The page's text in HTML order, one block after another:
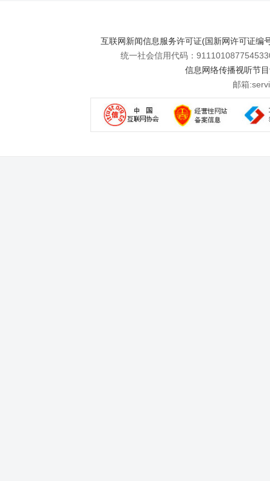
互联网新闻信息服务许可证(国新网许可证编
统一社会信用代码：
信息网络传播视听节
邮箱